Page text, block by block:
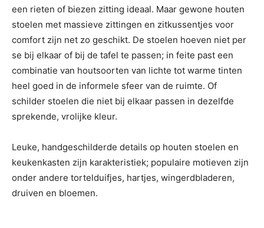
een rieten of biezen zitting ideaal. Maar gewone houten
stoelen met massieve zittingen en zitkussentjes voor
comfort zijn net zo geschikt. De stoelen hoeven niet per
se bij elkaar of bij de tafel te passen; in feite past een
combinatie van houtsoorten van lichte tot warme tinten
heel goed in de informele sfeer van de ruimte. Of
schilder stoelen die niet bij elkaar passen in dezelfde
sprekende, vrolijke kleur.
Leuke, handgeschilderde details op houten stoelen en
keukenkasten zijn karakteristiek; populaire motieven zijn
onder andere tortelduifjes, hartjes, wingerdbladeren,
druiven en bloemen.